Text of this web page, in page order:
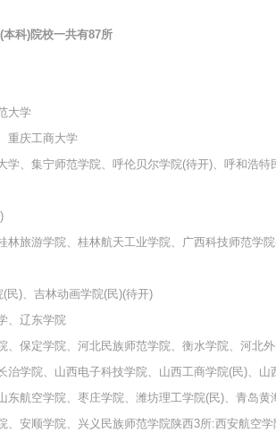
科)院校一共有87所
大学
重庆工商大学
学、集宁师范学院、呼伦贝尔学院(待开)、呼和浩特
林旅游学院、桂林航天工业学院、广西科技师范学
民)、吉林动画学院(民)(待开)
、辽东学院
、保定学院、河北民族师范学院、衡水学院、河北
治学院、山西电子科技学院、山西工商学院(民)、山
东航空学院、枣庄学院、潍坊理工学院(民)、青岛
、安顺学院、兴义民族师范学院陕西3所:西安航空